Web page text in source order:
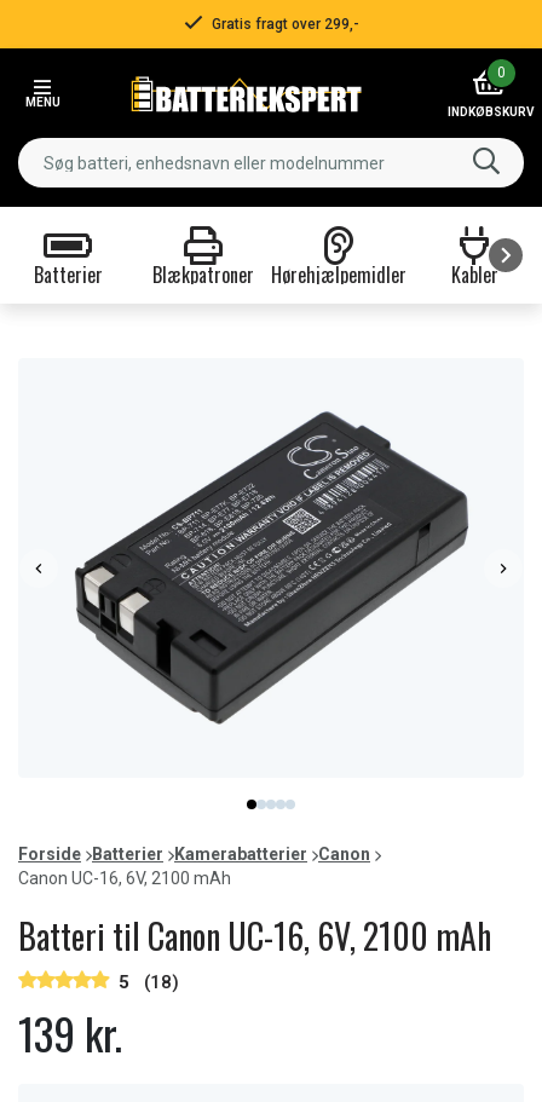
Gratis fragt over 299,-
MENU
0
INDKØBSKURV
Batterier Blækpatroner Hørehjælpemidler Kabler
item
0
item
1
item
2
item
3
item
4
of
5
Forside Batterier Kamerabatterier
Canon
Canon UC-16, 6V, 2100 mAh
Batteri til Canon UC-16, 6V, 2100 mAh
5 (18)
139 kr.